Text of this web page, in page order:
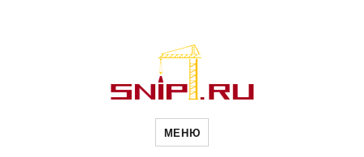
Новости
МЕНЮ